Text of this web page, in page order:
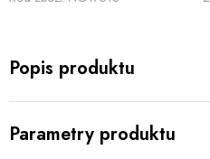
Popis produktu
Parametry produktu